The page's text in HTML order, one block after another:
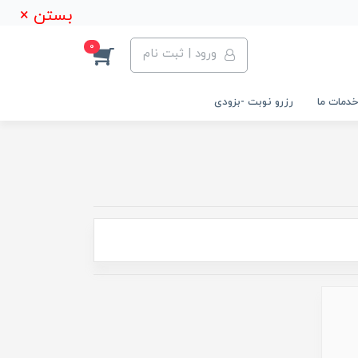
بستن ×
ورود | ثبت نام 0
خدمات ما رزرو نوبت -بزودی